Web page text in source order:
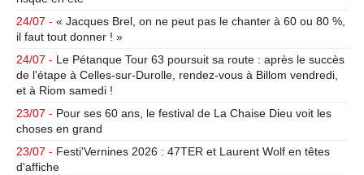
24/07 - « Jacques Brel, on ne peut pas le chanter à 60 ou 80 %,
il faut tout donner ! »
24/07 - Le Pétanque Tour 63 poursuit sa route : après le succès
de l'étape à Celles-sur-Durolle, rendez-vous à Billom vendredi,
et à Riom samedi !
23/07 - Pour ses 60 ans, le festival de La Chaise Dieu voit les
choses en grand
23/07 - Festi'Vernines 2026 : 47TER et Laurent Wolf en têtes
d'affiche